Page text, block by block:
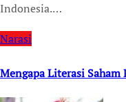
Indonesia.…
Narasi
Mengapa Literasi